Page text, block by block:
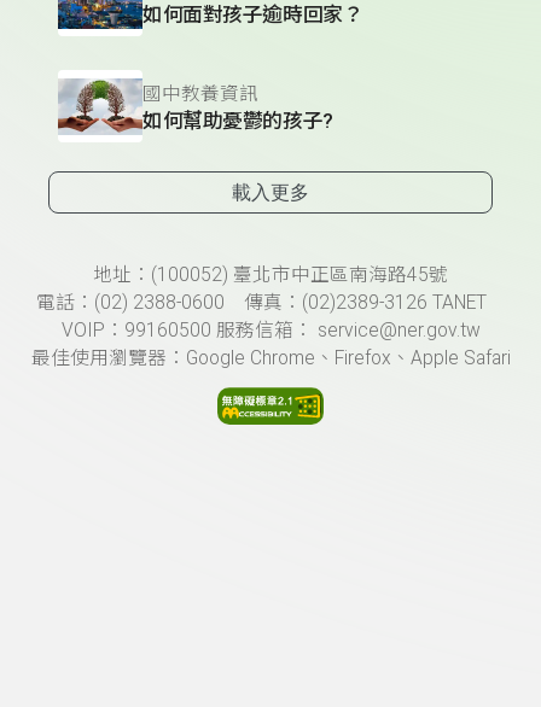
如何面對孩子逾時回家？
國中教養資訊
如何幫助憂鬱的孩子?
載入更多
頁尾資訊地址：(100052) 臺北市中正區南海路45號
電話：(02) 2388-0600 傳真：(02)2389-3126 TANET
VOIP：99160500 服務信箱： service@ner.gov.tw
最佳使用瀏覽器：Google Chrome、Firefox、Apple Safari